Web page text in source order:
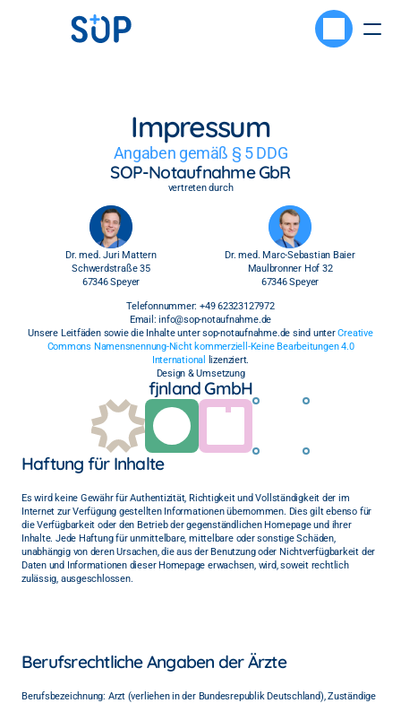
Impressum
Angaben gemäß § 5 DDG
SOP-Notaufnahme GbR
vertreten durch
Dr. med. Juri Mattern
Schwerdstraße 35
67346 Speyer
Dr. med. Marc-Sebastian Baier
Maulbronner Hof 32
67346 Speyer
Telefonnummer: +49 62323127972
Email: info@sop-notaufnahme.de
Unsere Leitfäden sowie die Inhalte unter sop-notaufnahme.de sind unterCreative
Commons Namensnennung-Nicht kommerziell-Keine Bearbeitungen 4.0
International
lizenziert.
Design & Umsetzung
fjnland GmbH
Haftung für Inhalte
Es wird keine Gewähr für Authentizität, Richtigkeit und Vollständigkeit der im
Internet zur Verfügung gestellten Informationen übernommen. Dies gilt ebenso für
die Verfügbarkeit oder den Betrieb der gegenständlichen Homepage und ihrer
Inhalte. Jede Haftung für unmittelbare, mittelbare oder sonstige Schäden,
unabhängig von deren Ursachen, die aus der Benutzung oder Nichtverfügbarkeit der
Daten und Informationen dieser Homepage erwachsen, wird, soweit rechtlich
zulässig, ausgeschlossen.
Berufsrechtliche Angaben der Ärzte
Berufsbezeichnung: Arzt (verliehen in der Bundesrepublik Deutschland), Zuständige